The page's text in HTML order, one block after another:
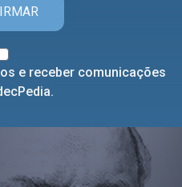
e receber comunicações